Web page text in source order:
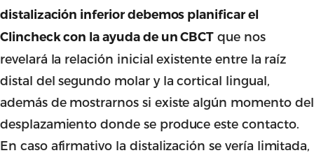
distalización inferior debemos planificar el
Clincheck con la ayuda de un CBCT que nos
revelará la relación inicial existente entre la raíz
distal del segundo molar y la cortical lingual,
además de mostrarnos si existe algún momento del
desplazamiento donde se produce este contacto.
En caso afirmativo la distalización se vería limitada,